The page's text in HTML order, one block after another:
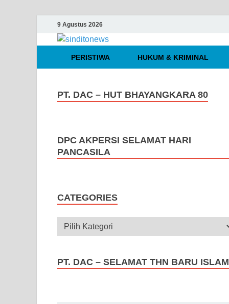
9 Agustus 2026
sinditonews
Media Independen Faktual dan
PERISTIWA
HUKUM & KRIMINAL
PT. DAC – HUT BHAYANGKARA 80
DPC AKPERSI SELAMAT HARI
PANCASILA
CATEGORIES
PT. DAC – SELAMAT THN BARU ISLAM